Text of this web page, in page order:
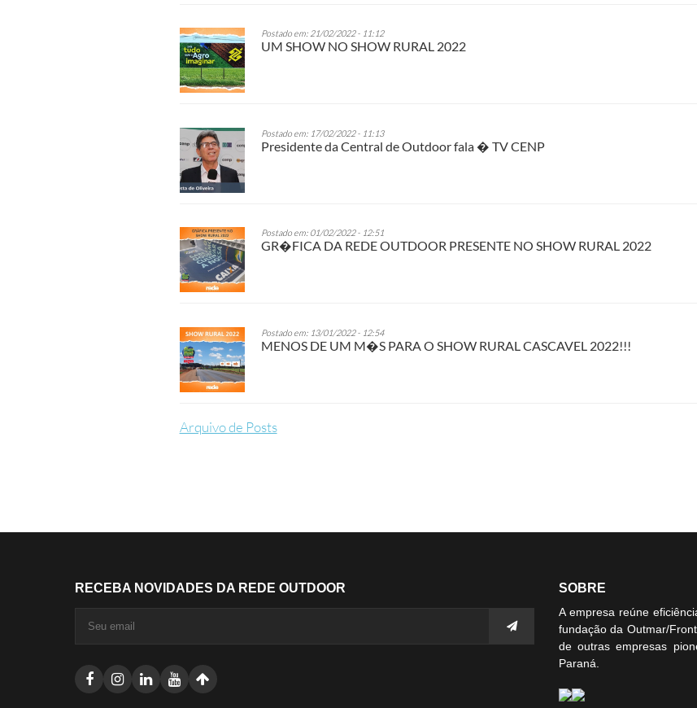
Postado em: 21/02/2022 - 11:12
UM SHOW NO SHOW RURAL 2022
Postado em: 17/02/2022 - 11:13
Presidente da Central de Outdoor fala � TV CENP
Postado em: 01/02/2022 - 12:51
GR�FICA DA REDE OUTDOOR PRESENTE NO SHOW RURAL 2022
Postado em: 13/01/2022 - 12:54
MENOS DE UM M�S PARA O SHOW RURAL CASCAVEL 2022!!!
Arquivo de Posts
RECEBA NOVIDADES DA REDE OUTDOOR SOBRE
A empresa reúne
fundação da Outmar/
de outras empresas
Paraná.